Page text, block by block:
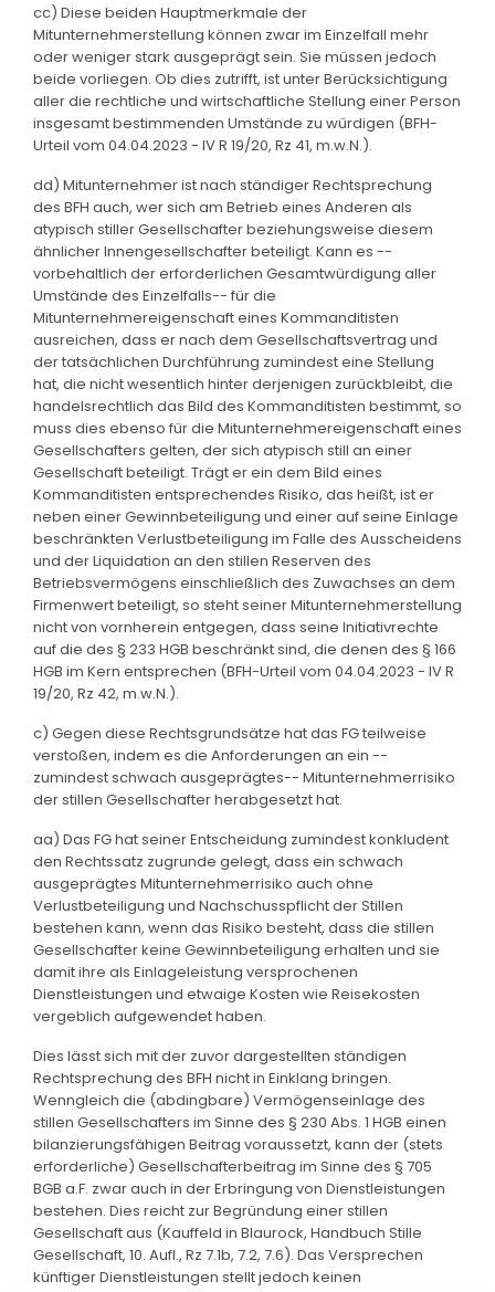
cc) Diese beiden Hauptmerkmale der
Mitunternehmerstellung können zwar im Einzelfall mehr
oder weniger stark ausgeprägt sein. Sie müssen jedoch
beide vorliegen. Ob dies zutrifft, ist unter Berücksichtigung
aller die rechtliche und wirtschaftliche Stellung einer Person
insgesamt bestimmenden Umstände zu würdigen (BFH-
Urteil vom 04.04.2023 - IV R 19/20, Rz 41, m.w.N.).
dd) Mitunternehmer ist nach ständiger Rechtsprechung
des BFH auch, wer sich am Betrieb eines Anderen als
atypisch stiller Gesellschafter beziehungsweise diesem
ähnlicher Innengesellschafter beteiligt. Kann es --
vorbehaltlich der erforderlichen Gesamtwürdigung aller
Umstände des Einzelfalls-- für die
Mitunternehmereigenschaft eines Kommanditisten
ausreichen, dass er nach dem Gesellschaftsvertrag und
der tatsächlichen Durchführung zumindest eine Stellung
hat, die nicht wesentlich hinter derjenigen zurückbleibt, die
handelsrechtlich das Bild des Kommanditisten bestimmt, so
muss dies ebenso für die Mitunternehmereigenschaft eines
Gesellschafters gelten, der sich atypisch still an einer
Gesellschaft beteiligt. Trägt er ein dem Bild eines
Kommanditisten entsprechendes Risiko, das heißt, ist er
neben einer Gewinnbeteiligung und einer auf seine Einlage
beschränkten Verlustbeteiligung im Falle des Ausscheidens
und der Liquidation an den stillen Reserven des
Betriebsvermögens einschließlich des Zuwachses an dem
Firmenwert beteiligt, so steht seiner Mitunternehmerstellung
nicht von vornherein entgegen, dass seine Initiativrechte
auf die des § 233 HGB beschränkt sind, die denen des § 166
HGB im Kern entsprechen (BFH-Urteil vom 04.04.2023 - IV R
19/20, Rz 42, m.w.N.).
c) Gegen diese Rechtsgrundsätze hat das FG teilweise
verstoßen, indem es die Anforderungen an ein --
zumindest schwach ausgeprägtes-- Mitunternehmerrisiko
der stillen Gesellschafter herabgesetzt hat.
aa) Das FG hat seiner Entscheidung zumindest konkludent
den Rechtssatz zugrunde gelegt, dass ein schwach
ausgeprägtes Mitunternehmerrisiko auch ohne
Verlustbeteiligung und Nachschusspflicht der Stillen
bestehen kann, wenn das Risiko besteht, dass die stillen
Gesellschafter keine Gewinnbeteiligung erhalten und sie
damit ihre als Einlageleistung versprochenen
Dienstleistungen und etwaige Kosten wie Reisekosten
vergeblich aufgewendet haben.
Dies lässt sich mit der zuvor dargestellten ständigen
Rechtsprechung des BFH nicht in Einklang bringen.
Wenngleich die (abdingbare) Vermögenseinlage des
stillen Gesellschafters im Sinne des § 230 Abs. 1 HGB einen
bilanzierungsfähigen Beitrag voraussetzt, kann der (stets
erforderliche) Gesellschafterbeitrag im Sinne des § 705
BGB a.F. zwar auch in der Erbringung von Dienstleistungen
bestehen. Dies reicht zur Begründung einer stillen
Gesellschaft aus (Kauffeld in Blaurock, Handbuch Stille
Gesellschaft, 10. Aufl., Rz 7.1b, 7.2, 7.6). Das Versprechen
künftiger Dienstleistungen stellt jedoch keinen